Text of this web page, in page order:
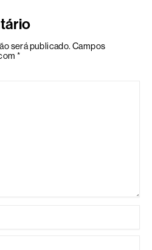
será publicado. Campos
*